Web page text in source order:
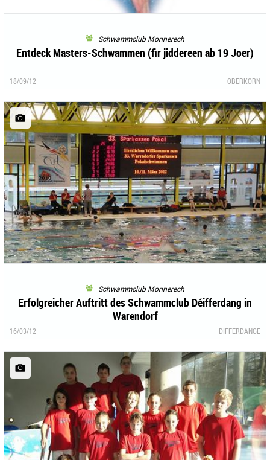
Schwammclub Monnerech
Entdeck Masters-Schwammen (fir jiddereen ab 19 Joer)
18/09/12 OBERKORN
Schwammclub Monnerech
Erfolgreicher Auftritt des Schwammclub Déifferdang in
Warendorf
16/03/12 DIFFERDANGE